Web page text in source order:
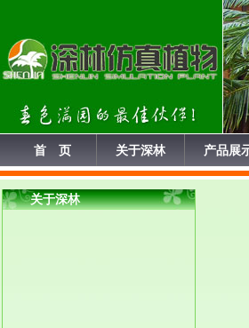
首 页 关于深林 产品展
关于深林